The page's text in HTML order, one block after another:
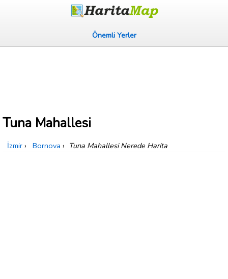
Önemli Yerler
Tuna Mahallesi
İzmir › Bornova › Tuna Mahallesi Nerede Harita